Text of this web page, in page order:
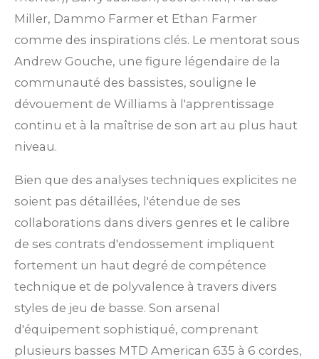
Miller, Dammo Farmer et Ethan Farmer
comme des inspirations clés. Le mentorat sous
Andrew Gouche, une figure légendaire de la
communauté des bassistes, souligne le
dévouement de Williams à l'apprentissage
continu et à la maîtrise de son art au plus haut
niveau.
Bien que des analyses techniques explicites ne
soient pas détaillées, l'étendue de ses
collaborations dans divers genres et le calibre
de ses contrats d'endossement impliquent
fortement un haut degré de compétence
technique et de polyvalence à travers divers
styles de jeu de basse. Son arsenal
d'équipement sophistiqué, comprenant
plusieurs basses MTD American 635 à 6 cordes,